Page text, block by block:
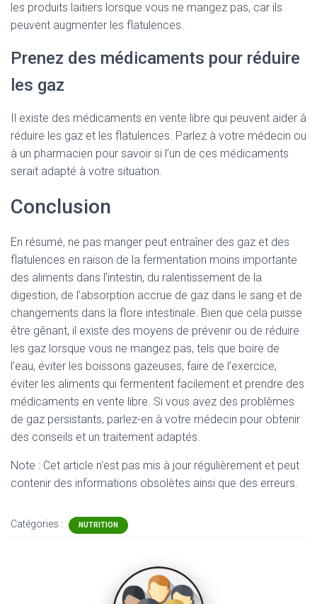
les produits laitiers lorsque vous ne mangez pas, car ils
peuvent augmenter les flatulences.
Prenez des médicaments pour réduire
les gaz
Il existe des médicaments en vente libre qui peuvent aider à
réduire les gaz et les flatulences. Parlez à votre médecin ou
à un pharmacien pour savoir si l’un de ces médicaments
serait adapté à votre situation.
Conclusion
En résumé, ne pas manger peut entraîner des gaz et des
flatulences en raison de la fermentation moins importante
des aliments dans l’intestin, du ralentissement de la
digestion, de l’absorption accrue de gaz dans le sang et de
changements dans la flore intestinale. Bien que cela puisse
être gênant, il existe des moyens de prévenir ou de réduire
les gaz lorsque vous ne mangez pas, tels que boire de
l’eau, éviter les boissons gazeuses, faire de l’exercice,
éviter les aliments qui fermentent facilement et prendre des
médicaments en vente libre. Si vous avez des problèmes
de gaz persistants, parlez-en à votre médecin pour obtenir
des conseils et un traitement adaptés.
Note : Cet article n'est pas mis à jour régulièrement et peut
contenir des informations obsolètes ainsi que des erreurs.
Catégories : NUTRITION